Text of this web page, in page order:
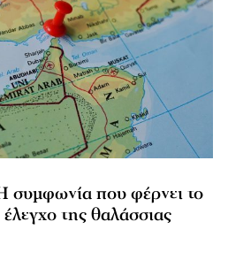
συμφωνία που φέρνει το
της θαλάσσιας